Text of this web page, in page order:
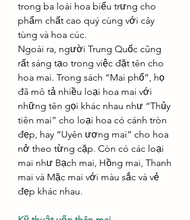
trong ba loài hoa biểu trưng cho
phẩm chất cao quý cùng với cây
tùng và hoa cúc.
Ngoài ra, người Trung Quốc cũng
rất sáng tạo trong việc đặt tên cho
hoa mai. Trong sách “Mai phổ”, họ
đã mô tả nhiều loại hoa mai với
những tên gọi khác nhau như “Thủy
tiên mai” cho loại hoa có cánh tròn
đẹp, hay “Uyên ương mai” cho hoa
nở theo từng cặp. Còn có các loại
mai như Bạch mai, Hồng mai, Thanh
mai và Mặc mai với màu sắc và vẻ
đẹp khác nhau.